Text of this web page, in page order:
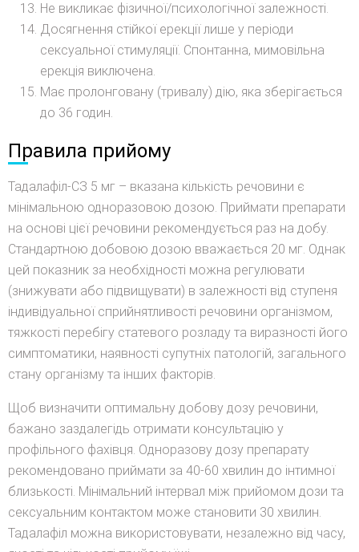
Не викликає фізичної/психологічної залежності.
Досягнення стійкої ерекції лише у періоди
сексуальної стимуляції. Спонтанна, мимовільна
ерекція виключена.
Має пролонговану (тривалу) дію, яка зберігається
до 36 годин.
Правила прийому
Тадалафіл-СЗ 5 мг – вказана кількість речовини є
мінімальною одноразовою дозою. Приймати препарати
на основі цієї речовини рекомендується раз на добу.
Стандартною добовою дозою вважається 20 мг. Однак
цей показник за необхідності можна регулювати
(знижувати або підвищувати) в залежності від ступеня
індивідуальної сприйнятливості речовини організмом,
тяжкості перебігу статевого розладу та виразності його
симптоматики, наявності супутніх патологій, загального
стану організму та інших факторів.
Щоб визначити оптимальну добову дозу речовини,
бажано заздалегідь отримати консультацію у
профільного фахівця. Одноразову дозу препарату
рекомендовано приймати за 40-60 хвилин до інтимної
близькості. Мінімальний інтервал між прийомом дози та
сексуальним контактом може становити 30 хвилин.
Тадалафіл можна використовувати, незалежно від часу,